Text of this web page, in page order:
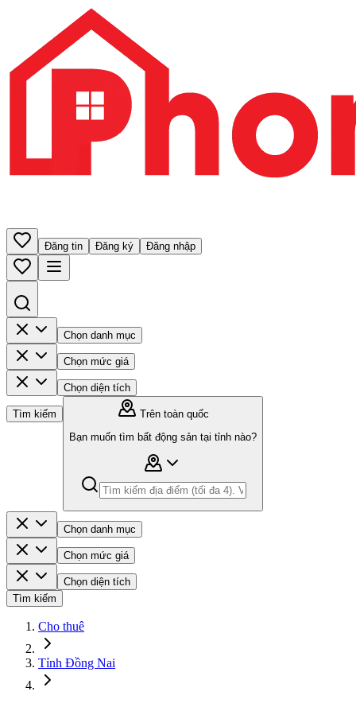
Đăng tin Đăng ký Đăng nhập
Chọn danh mục
Chọn mức giá
Chọn diện tích
Tìm kiếm
Trên toàn quốc
Bạn muốn tìm bất động sản tại tỉnh nào?
Chọn danh mục
Chọn mức giá
Chọn diện tích
Tìm kiếm
Cho thuê
Tỉnh Đồng Nai